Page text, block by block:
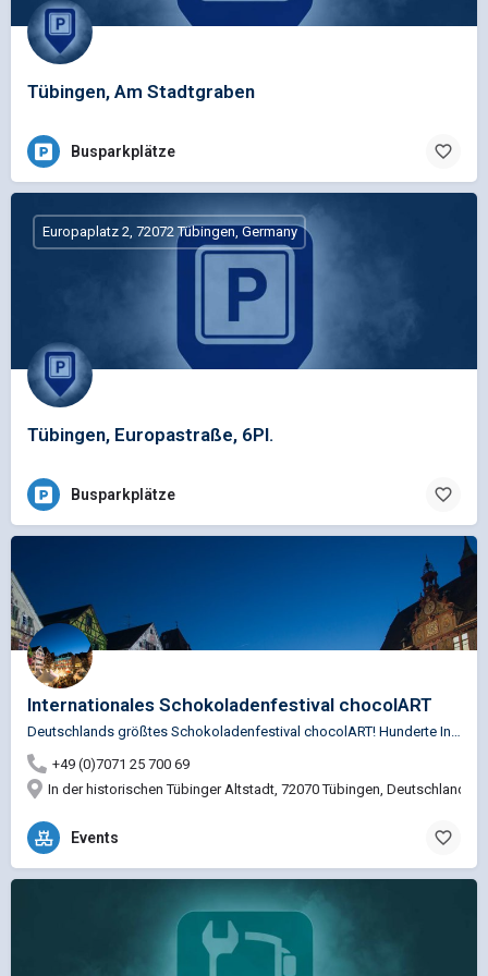
Tübingen, Am Stadtgraben
Busparkplätze
Tübingen, Europastraße, 6Pl.
Europaplatz 2, 72072 Tübingen, Germany
Busparkplätze
Internationales Schokoladenfestival chocolART
+49 (0)7071 25 700 69
In der historischen Tübinger Altstadt, 72070 Tübingen, Deutschland
Events